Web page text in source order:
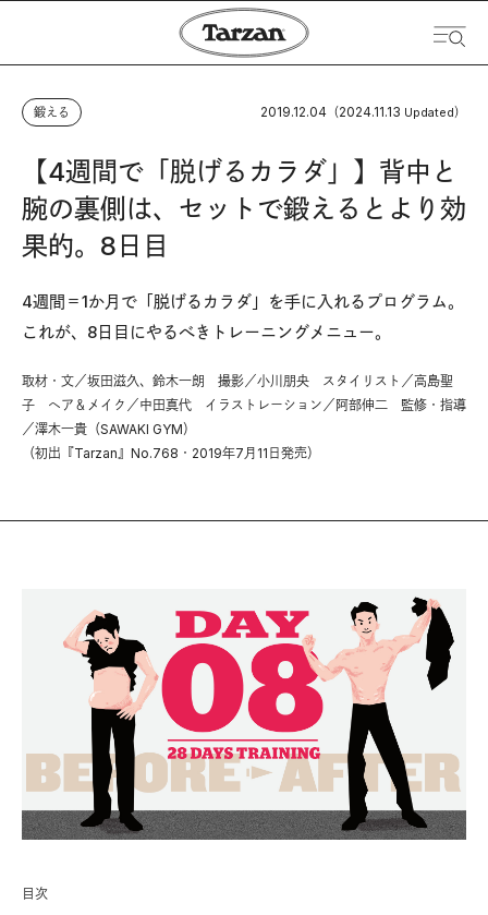
鍛える 2019.12.04 （2024.11.13 Updated）
【4週間で「脱げるカラダ」】背中と
腕の裏側は、セットで鍛えるとより効
果的。8日目
4週間＝1か月で「脱げるカラダ」を手に入れるプログラム。
これが、8日目にやるべきトレーニングメニュー。
取材・文／坂田滋久、鈴木一朗 撮影／小川朋央 スタイリスト／高島聖
子 ヘア＆メイク／中田真代 イラストレーション／阿部伸二 監修・指導
／澤木一貴（SAWAKI GYM）
（初出『Tarzan』No.768・2019年7月11日発売）
目次